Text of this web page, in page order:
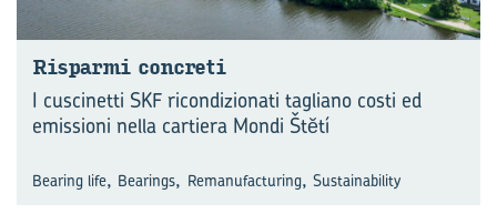
Ri­spar­mi con­cre­ti
I cuscinetti SKF ricondizionati tagliano costi ed
emissioni nella cartiera Mondi Štĕtí
Bearing life, Bearings, Remanufacturing, Sustainability